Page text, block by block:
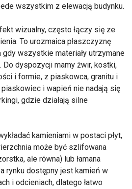
wszystkim z elewacją budynku.
wizualny, często łączy się ze
To urozmaica płaszczyznę
gdy wszystkie materiały utrzymane
Do dyspozycji mamy żwir, kostki,
i formie, z piaskowca, granitu i
piaskowiec i wapień nie nadają się
gdzie działają silne
kamieniami w postaci płyt,
może być szlifowana
ale równa) lub łamana
rynku dostępny jest kamień w
i odcieniach, dlatego łatwo